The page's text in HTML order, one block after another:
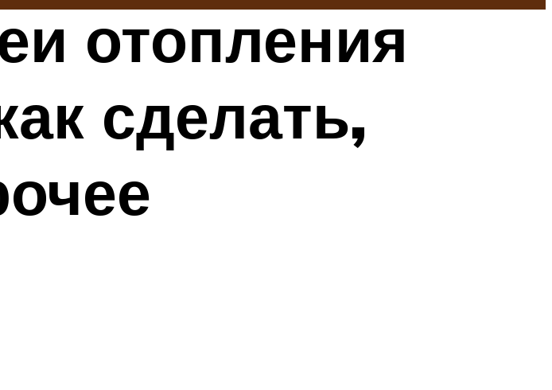
отопления
сделать,